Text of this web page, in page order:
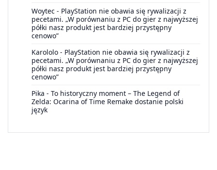
Woytec - PlayStation nie obawia się rywalizacji z
pecetami. „W porównaniu z PC do gier z najwyższej
półki nasz produkt jest bardziej przystępny
cenowo”
Karololo - PlayStation nie obawia się rywalizacji z
pecetami. „W porównaniu z PC do gier z najwyższej
półki nasz produkt jest bardziej przystępny
cenowo”
Pika - To historyczny moment – The Legend of
Zelda: Ocarina of Time Remake dostanie polski
język